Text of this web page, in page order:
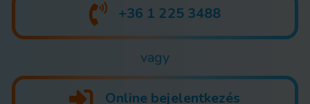
+36 1 225 3488
vagy
Online bejelentkezés